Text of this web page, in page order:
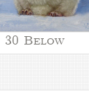
30 Below